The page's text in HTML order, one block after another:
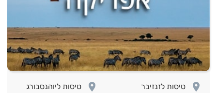
room טיסות לזנזיבר room טיסות ליוהנסבורג